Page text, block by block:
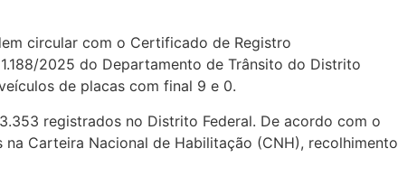
circular com o Certificado de Registro
2025 do Departamento de Trânsito do Distrito
de placas com final 9 e 0.
registrados no Distrito Federal. De acordo com o
Carteira Nacional de Habilitação (CNH), recolhimento